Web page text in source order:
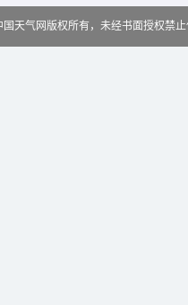
国天气网版权所有，未经书面授权